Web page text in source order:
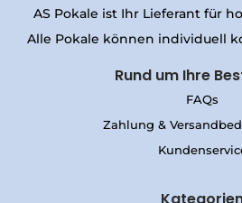
AS Pokale ist Ihr Lieferant für
Alle Pokale können individuell
Rund um Ihre
FAQs
Zahlung &